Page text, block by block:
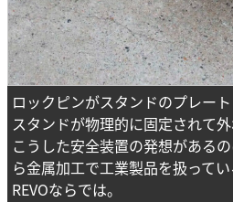
ロックピンがスタンドのプレート
スタンドが物理的に固定されて外
こうした安全装置の発想がある
ら金属加工で工業製品を扱って
REVOならでは。